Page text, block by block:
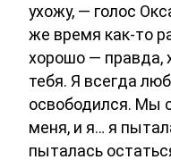
ухожу, — голос
же время как-то
хорошо — правда,
тебя. Я всегда
освободился. Мы
меня, и я… я
пыталась